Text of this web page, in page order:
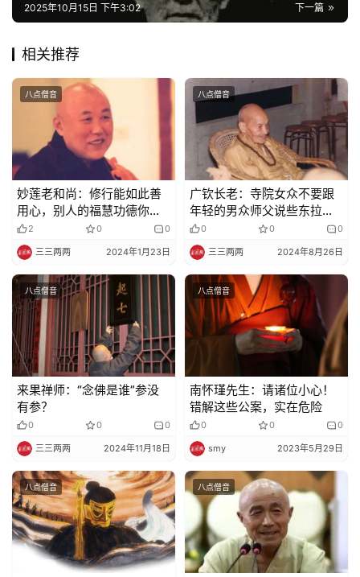
题
公
善
佛
教
人
物
寺
院
巡
礼
视
频
纪
录
佛
注册
下一篇
2025年10月15日 下午3:02
相关推荐
八点僧音
妙莲老和尚：修行能如此善
用心，别人的福慧功德你也
能有份
2 0 0
三三两两 2024年1月23日
八点僧音
广钦长老：寺院女众不要跟
年轻的男众师父说些东拉西
扯的闲话
0 0 0
三三两两 2024年8月26日
八点僧音
来果禅师：“念佛是谁”参没
有参？
0 0 0
三三两两 2024年11月18日
八点僧音
南怀瑾先生：请诸位小心！
错解这些公案，实在危险
0 0 0
smy 2023年5月29日
八点僧音 八点僧音